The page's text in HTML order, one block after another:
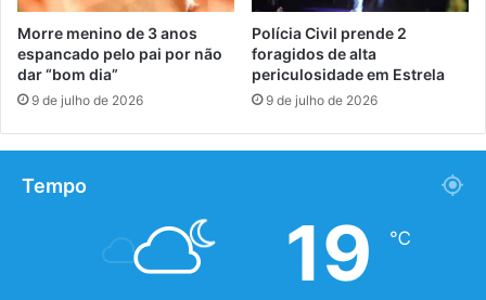
Morre menino de 3 anos
espancado pelo pai por não
dar “bom dia”
9 de julho de 2026
Polícia Civil prende 2
foragidos de alta
periculosidade em Estrela
9 de julho de 2026
Tempo
19 ℃